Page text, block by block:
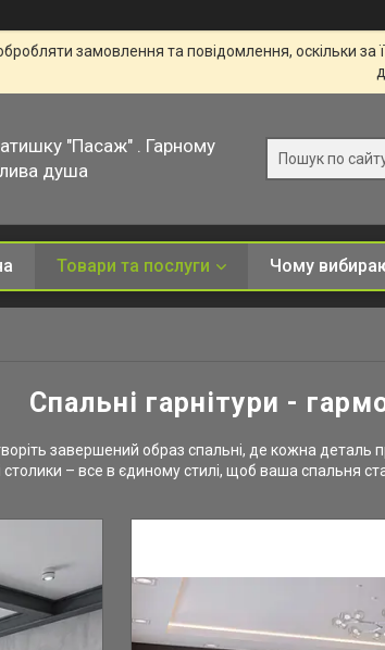
замовлення та повідомлення, оскільки
"Пасаж" . Гарному
душа
Товари та послуги Чому
Спальні гарнітури -
завершений образ спальні, де кожна деталь
– все в єдиному стилі, щоб ваша спальня